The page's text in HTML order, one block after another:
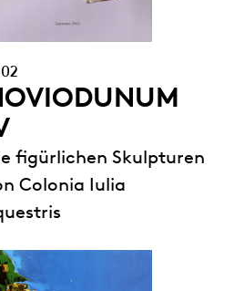
figürlichen Skulpturen
Colonia Iulia